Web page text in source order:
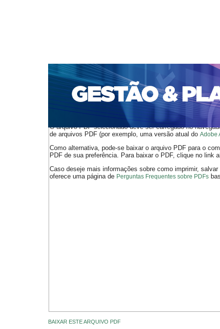
CAPA SOBRE ACESSO CADASTRO
PORTAL DE REVISTAS DA UNIFACS
SUBMISSÕES
PARA SUBMISSÃO DE ARTIGOS
TUTORIAL PARA
Capa Oliveira
O arquivo PDF selecionado deve ser carregado no
de arquivos PDF (por exemplo, uma versão atual do Adobe
Como alternativa, pode-se baixar o arquivo PDF para o
PDF de sua preferência. Para baixar o PDF, clique no link
Caso deseje mais informações sobre como imprimir,
oferece uma página de Perguntas Frequentes sobre PDFs
BAIXAR ESTE ARQUIVO PDF